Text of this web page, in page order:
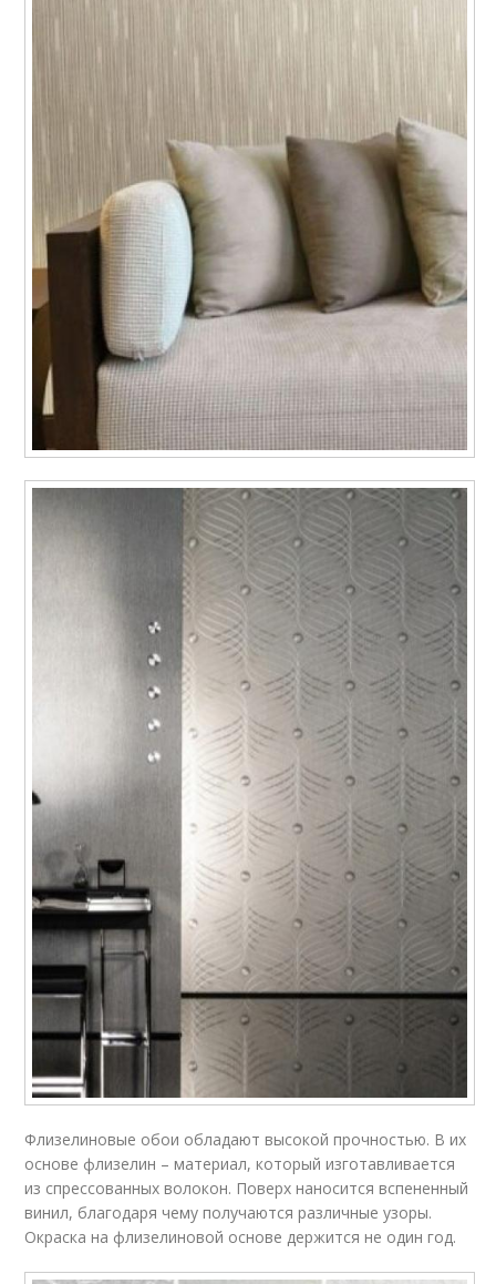
Флизелиновые обои обладают высокой прочностью. В их
основе флизелин – материал, который изготавливается
из спрессованных волокон. Поверх наносится вспененный
винил, благодаря чему получаются различные узоры.
Окраска на флизелиновой основе держится не один год.